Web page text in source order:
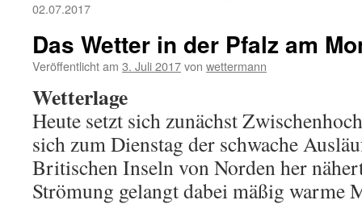
02.07.2017
Das Wetter in der Pfalz am
Veröffentlicht am 3. Juli 2017von wettermann
Wetterlage
Heute setzt sich zunächst
sich zum Dienstag der schwache
Britischen Inseln von Norden her
Strömung gelangt dabei mäßig warme